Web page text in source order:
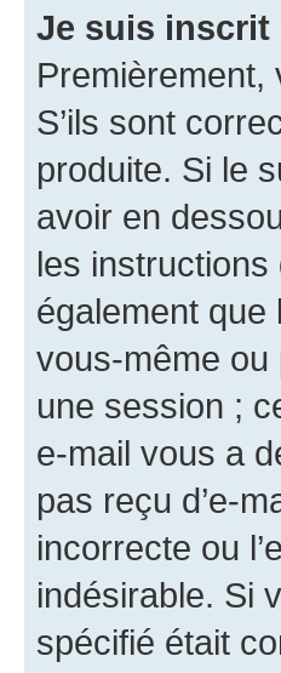
Je suis inscrit
Premièrement,
S’ils sont
produite. Si le
avoir en
les
également
vous-même ou
une session ;
e-mail vous a
pas reçu d’e-
incorrecte ou
indésirable. Si
spécifié était